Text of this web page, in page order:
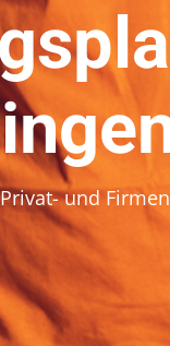
und